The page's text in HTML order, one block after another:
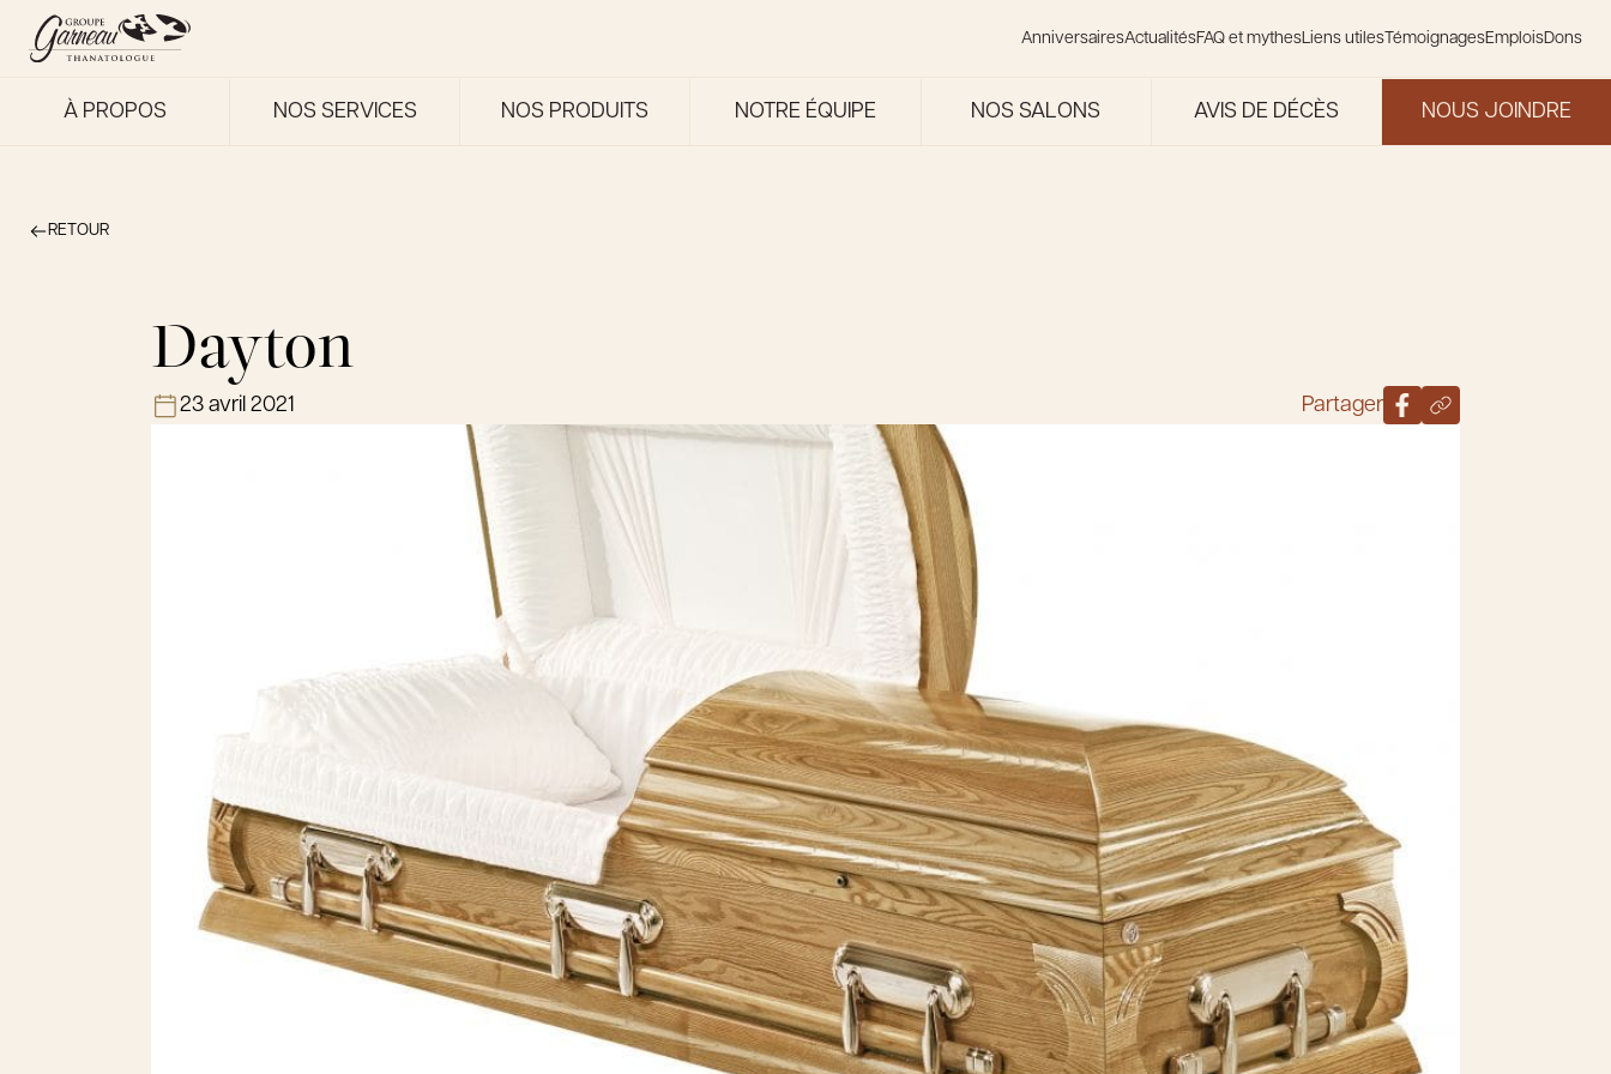
AnniversairesActualitésFAQ et mythesLiens utilesTémoignagesEmploisDons
À PROPOS NOS SERVICES NOS PRODUITS NOTRE ÉQUIPE NOS SALONS AVIS DE DÉCÈS NOUS JOINDRE
RETOUR
Dayton
23 avril 2021 Partager